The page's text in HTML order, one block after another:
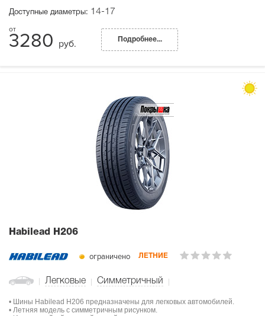
Доступные диаметры: 14-17
3280 руб. Подробнее...
Habilead H206
ограничено ЛЕТНИЕ
Легковые Симметричный
• Шины Habilead H206 предназначены для легковых автомобилей.
• Летняя модель с симметричным рисунком.